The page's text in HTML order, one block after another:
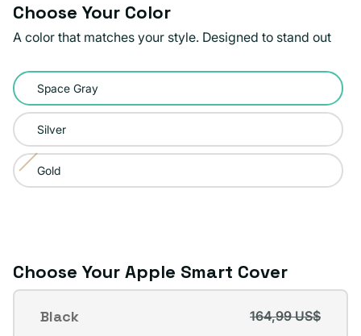
Choose Your Color
A color that matches your style. Designed to stand out
Color:
Space
Gray
Space Gray
Silver
Gold
Variante
disponible
Choose Your Apple Smart Cover
Apple
Smart
Black
Variante
164,99 US$